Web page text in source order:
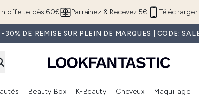
Passer au contenu principal
offerte dès 60€ Télécharger
Parrainez & Recevez 5€
-30% DE REMISE SUR PLEIN DE MARQUES | CODE:
sous-menu (Boutique Été )
Accédez au sous-menu (Offres) Accédez au sous-menu (Marques) Accédez au sous-menu (Nouveautés)
Beauty Box
Accédez au sous-menu (Beauty Box)
K-Beauty Cheveux Maquillage